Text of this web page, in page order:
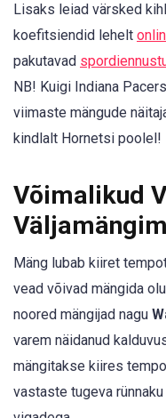
Lisaks leiad värsked
koefitsiendid lehelt
pakutavad
NB! Kuigi Indiana
viimaste mängude
kindlalt Hornetsi poolel!
Võimalikud
Mäng lubab kiiret
vead võivad mängida
noored mängijad nagu
varem näidanud
mängitakse kiires
vastaste tugeva